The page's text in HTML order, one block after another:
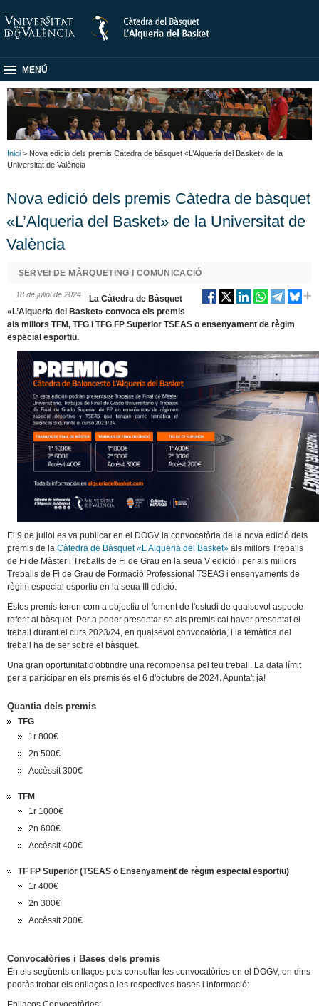
MENÚ
Inici > Nova edició dels premis Càtedra de bàsquet «L’Alqueria del Basket» de la
Universitat de València
Nova edició dels premis Càtedra de bàsquet
«L’Alqueria del Basket» de la Universitat de
València
SERVEI DE MÀRQUETING I COMUNICACIÓ
18 de juliol de 2024
La Càtedra de Bàsquet
«L’Alqueria del Basket» convoca els premis
als millors TFM, TFG i TFG FP Superior TSEAS o ensenyament de règim
especial esportiu.
El 9 de juliol es va publicar en el DOGV la convocatòria de la nova edició dels
premis de laCàtedra de Bàsquet «L’Alqueria del Basket» als millors Treballs
de Fi de Màster i Treballs de Fi de Grau en la seua V edició i per als millors
Treballs de Fi de Grau de Formació Professional TSEAS i ensenyaments de
règim especial esportiu en la seua III edició.
Estos premis tenen com a objectiu el foment de l'estudi de qualsevol aspecte
referit al bàsquet. Per a poder presentar-se als premis cal haver presentat el
treball durant el curs 2023/24, en qualsevol convocatòria, i la temàtica del
treball ha de ser sobre el bàsquet.
Una gran oportunitat d'obtindre una recompensa pel teu treball. La data límit
per a participar en els premis és el 6 d'octubre de 2024. Apunta't ja!
Quantia dels premis
TFG
1r 800€
2n 500€
Accèssit 300€
TFM
1r 1000€
2n 600€
Accèssit 400€
TF FP Superior (TSEAS o Ensenyament de règim especial esportiu)
1r 400€
2n 300€
Accèssit 200€
Convocatòries i Bases dels premis
En els següents enllaços pots consultar les convocatòries en el DOGV, on dins
podràs trobar els enllaços a les respectives bases i informació: